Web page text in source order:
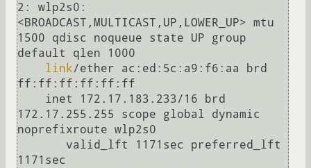
2: wlp2s0:
<BROADCAST,MULTICAST,UP,LOWER_UP> mtu
1500 qdisc noqueue state UP group
default qlen 1000
link/ether ac:ed:5c:a9:f6:aa brd
ff:ff:ff:ff:ff:ff
172.17.255.255 scope global dynamic
noprefixroute wlp2s0
1171sec